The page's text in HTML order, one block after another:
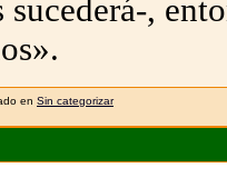
sucederá-,
en Sin categorizar